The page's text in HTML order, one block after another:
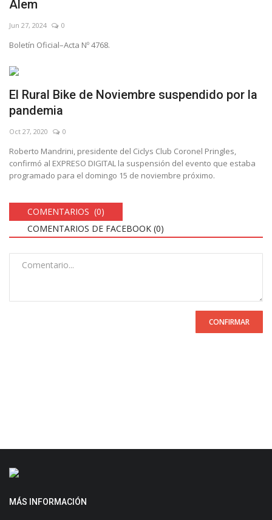
Alem
Jun 27, 2024 0
Boletín Oficial–Acta Nº 4768.
El Rural Bike de Noviembre suspendido por la
pandemia
Oct 27, 2020 0
Roberto Mandrini, presidente del Ciclys Club Coronel Pringles,
confirmó al EXPRESO DIGITAL la suspensión del evento que estaba
programado para el domingo 15 de noviembre próximo.
COMENTARIOS (0)
COMENTARIOS DE FACEBOOK (0)
CONFIRMAR
MÁS INFORMACIÓN